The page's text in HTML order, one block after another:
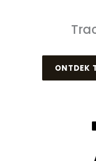
ONTDEK